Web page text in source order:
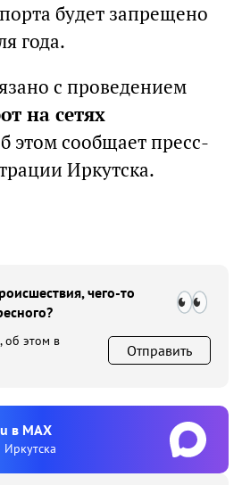
будет запрещено
года.
с проведением
на сетях
этом сообщает пресс-
Иркутска.
чего-то
об этом в
Отправить
в MAX